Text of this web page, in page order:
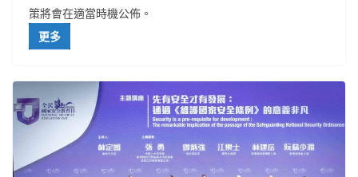
策將會在適當時機公佈。
更多